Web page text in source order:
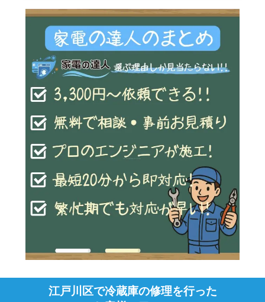
江戸川区で冷蔵庫の修理を行った